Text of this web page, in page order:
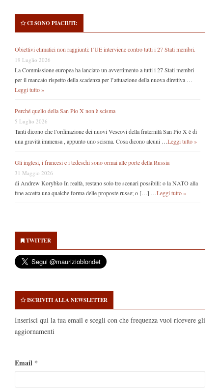
CI SONO PIACIUTI:
Obiettivi climatici non raggiunti: l’UE interviene contro tutti i 27 Stati membri.
19 Luglio 2026
La Commissione europea ha lanciato un avvertimento a tutti i 27 Stati membri
per il mancato rispetto della scadenza per l’attuazione della nuova direttiva …
Leggi tutto »
Perché quello della San Pio X non è scisma
5 Luglio 2026
Tanti dicono che l’ordinazione dei nuovi Vescovi della fraternità San Pio X è di
una gravità immensa , appunto uno scisma. Cosa dicono alcuni … Leggi tutto »
Gli inglesi, i francesi e i tedeschi sono ormai alle porte della Russia
31 Maggio 2026
di Andrew Korybko In realtà, restano solo tre scenari possibili: o la NATO alla
fine accetta una qualche forma delle proposte russe; o […] … Leggi tutto »
Sidebar
TWITTER
ISCRIVITI ALLA NEWSLETTER
Inserisci qui la tua email e scegli con che frequenza vuoi ricevere gli
aggiornamenti
Email *